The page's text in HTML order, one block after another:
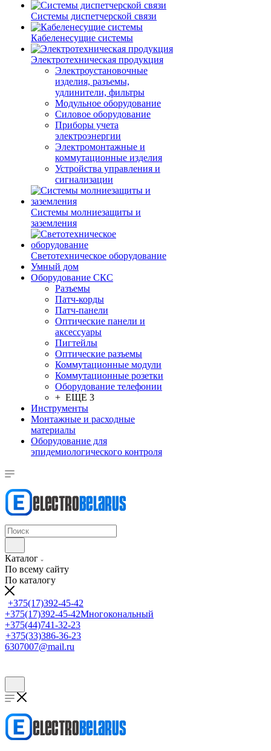
Системы диспетчерской связи
Кабеленесущие системы
Электротехническая продукция
Электроустановочные
изделия, разъемы,
удлинители, фильтры
Модульное оборудование
Силовое оборудование
Приборы учета
электроэнергии
Электромонтажные и
коммутационные изделия
Устройства управления и
сигнализации
Системы молниезащиты и
заземления
Светотехническое оборудование
Умный дом
Оборудование СКС
Разъемы
Патч-корды
Патч-панели
Оптические панели и
аксессуары
Пигтейлы
Оптические разъемы
Коммутационные модули
Коммутационные розетки
Оборудование телефонии
+ ЕЩЕ 3
Инструменты
Монтажные и расходные
материалы
Оборудование для
эпидемиологического контроля
Каталог
По всему сайту
По каталогу
+375(17)392-45-42
+375(17)392-45-42Многокональный
+375(44)741-32-23
+375(33)386-36-23
6307007@mail.ru